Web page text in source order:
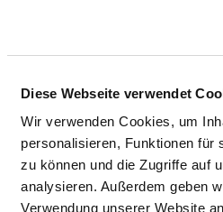
Diese Webseite verwendet
Wir verwenden Cookies, um
personalisieren, Funktionen für
zu können und die Zugriffe auf
analysieren. Außerdem geben
Verwendung unserer Website
THURE VON
Relevant to this: